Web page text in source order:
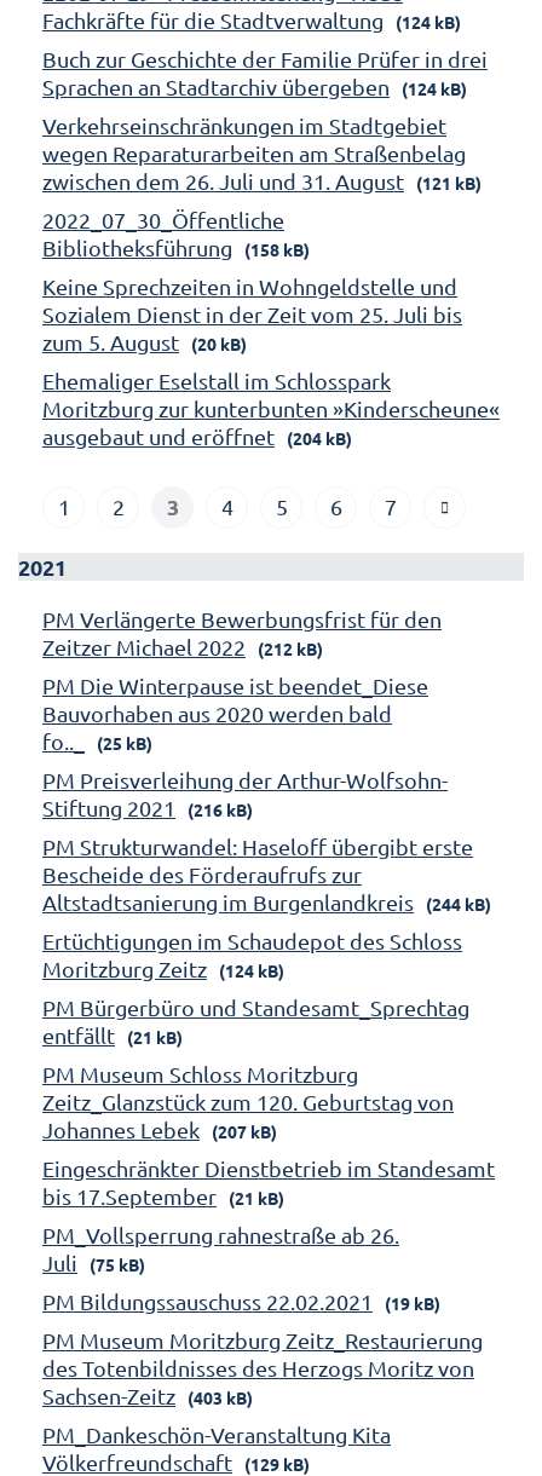
Fachkräfte für die Stadtverwaltung
(124 kB)
Buch zur Geschichte der Familie Prüfer in drei
Sprachen an Stadtarchiv übergeben
(124 kB)
Verkehrseinschränkungen im Stadtgebiet
wegen Reparaturarbeiten am Straßenbelag
zwischen dem 26. Juli und 31. August
(121 kB)
2022_07_30_Öffentliche
Bibliotheksführung
(158 kB)
Keine Sprechzeiten in Wohngeldstelle und
Sozialem Dienst in der Zeit vom 25. Juli bis
zum 5. August
(20 kB)
Ehemaliger Eselstall im Schlosspark
Moritzburg zur kunterbunten »Kinderscheune«
ausgebaut und eröffnet
(204 kB)
1 2 3 4 5 6 7
2021
PM Verlängerte Bewerbungsfrist für den
Zeitzer Michael 2022
(212 kB)
PM Die Winterpause ist beendet_Diese
Bauvorhaben aus 2020 werden bald
fo.._
(25 kB)
PM Preisverleihung der Arthur-Wolfsohn-
Stiftung 2021
(216 kB)
PM Strukturwandel: Haseloff übergibt erste
Bescheide des Förderaufrufs zur
Altstadtsanierung im Burgenlandkreis
(244 kB)
Ertüchtigungen im Schaudepot des Schloss
Moritzburg Zeitz
(124 kB)
PM Bürgerbüro und Standesamt_Sprechtag
entfällt
(21 kB)
PM Museum Schloss Moritzburg
Zeitz_Glanzstück zum 120. Geburtstag von
Johannes Lebek
(207 kB)
Eingeschränkter Dienstbetrieb im Standesamt
bis 17.September
(21 kB)
PM_Vollsperrung rahnestraße ab 26.
Juli
(75 kB)
PM Bildungssauschuss 22.02.2021 (19 kB)
PM Museum Moritzburg Zeitz_Restaurierung
des Totenbildnisses des Herzogs Moritz von
Sachsen-Zeitz
(403 kB)
PM_Dankeschön-Veranstaltung Kita
Völkerfreundschaft
(129 kB)